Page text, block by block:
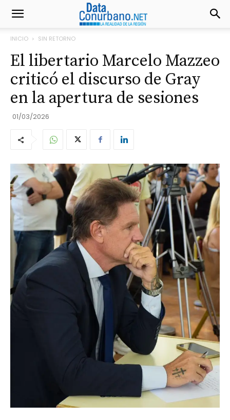
INICIO SIN RETORNO
El libertario Marcelo Mazzeo
criticó el discurso de Gray
en la apertura de sesiones
01/03/2026